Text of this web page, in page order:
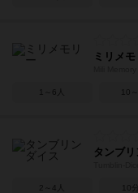
ミリメモ
1～6人 10
タンブ
2～4人 10